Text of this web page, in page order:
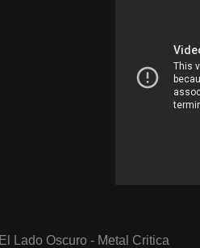
El Lado Oscuro - Metal Critica